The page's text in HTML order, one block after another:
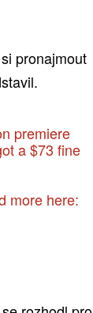
pronajmout
premiere
a $73 fine
more here: